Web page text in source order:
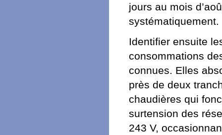
jours au mois
systématiquement.
Identifier ensuite
consommations
connues. Elles
près de deux
chaudières qui
surtension des
243 V,